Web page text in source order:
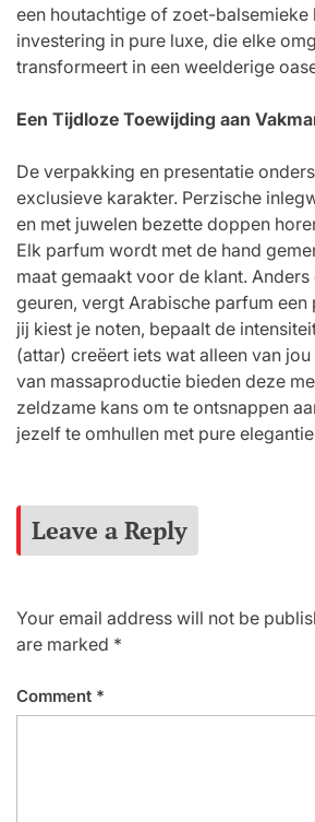
een houtachtige of zoet-balsemieke
investering in pure luxe, die elke
transformeert in een weelderige
Een Tijdloze Toewijding aan
De verpakking en presentatie
exclusieve karakter. Perzische
en met juwelen bezette doppen
Elk parfum wordt met de hand
maat gemaakt voor de klant.
geuren, vergt Arabische parfum
jij kiest je noten, bepaalt de
(attar) creëert iets wat alleen van jou
van massaproductie bieden deze
zeldzame kans om te ontsnappen
jezelf te omhullen met pure
Leave a Reply
Your email address will not be
are marked *
Comment *